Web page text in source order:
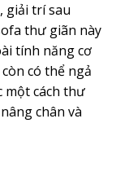
giải trí sau
thư giãn này
tính năng cơ
có thể ngả
một cách thư
chân và